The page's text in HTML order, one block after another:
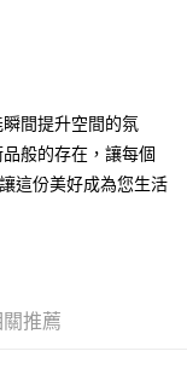
間提升空間的氛
般的存在，讓每個
這份美好成為您生活
推薦